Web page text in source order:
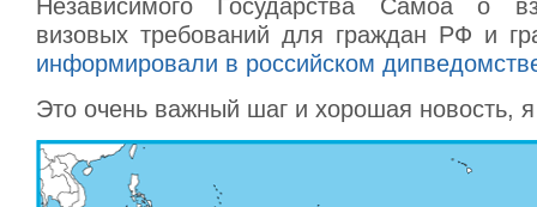
Независимого Государства Самоа о
визовых требований для граждан РФ и
информировали в российском
Это очень важный шаг и хорошая новость,